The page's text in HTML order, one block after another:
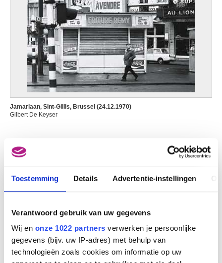
Toestemming Details Advertentie-instellingen
Verantwoord gebruik van uw gegevens
Wij en onze 1022 partners verwerken je persoonlijke
gegevens (bijv. uw IP-adres) met behulp van
technologieën zoals cookies om informatie op uw
Jamarlaan, Sint-Gillis, Brussel (24.12.1970)
Gilbert De Keyser